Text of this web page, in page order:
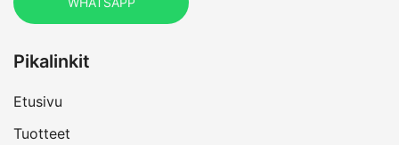
Pikalinkit
Etusivu
Tuotteet